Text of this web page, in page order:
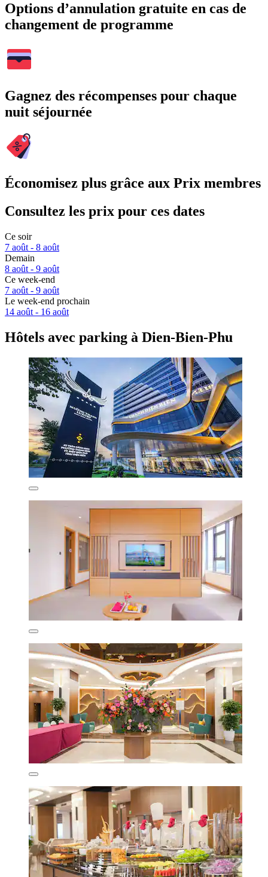
Options d’annulation gratuite en cas de
changement de programme
Gagnez des récompenses pour chaque
nuit séjournée
Économisez plus grâce aux Prix membres
Consultez les prix pour ces dates
Ce soir
7 août - 8 août
Demain
8 août - 9 août
Ce week-end
7 août - 9 août
Le week-end prochain
14 août - 16 août
Hôtels avec parking à Dien-Bien-Phu